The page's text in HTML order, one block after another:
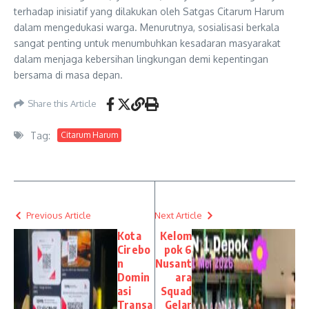
terhadap inisiatif yang dilakukan oleh Satgas Citarum Harum
dalam mengedukasi warga. Menurutnya, sosialisasi berkala
sangat penting untuk menumbuhkan kesadaran masyarakat
dalam menjaga kebersihan lingkungan demi kepentingan
bersama di masa depan.
Share this Article
Tag: Citarum Harum
Previous Article
Kota
Cirebo
n
Domin
asi
Transa
Next Article
Kelom
pok 6
Nusant
ara
Squad
Gelar